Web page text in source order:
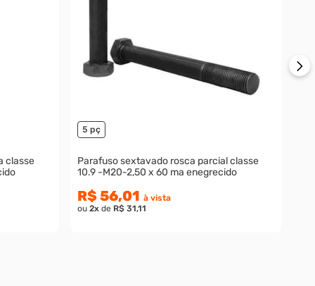
classe
5 pç
Parafuso sextavado rosca parcial classe
10.9 -M20-2,50 x 60 ma enegrecido
R$ 56,01 à vista
ou 2xde R$ 31,11